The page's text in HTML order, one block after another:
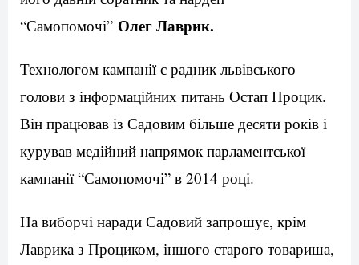
“Самопомочі” Олег Лаврик.
Технологом кампанії є радник львівського
голови з інформаційних питань Остап Процик.
Він працював із Садовим більше десяти років і
курував медійний напрямок парламентської
кампанії “Самопомочі” в 2014 році.
На виборчі наради Садовий запрошує, крім
Лаврика з Проциком, іншого старого товариша,